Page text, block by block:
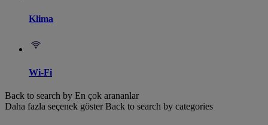
Klima
Wi-Fi
Back to search by En çok arananlar
Daha fazla seçenek göster Back to search by categories